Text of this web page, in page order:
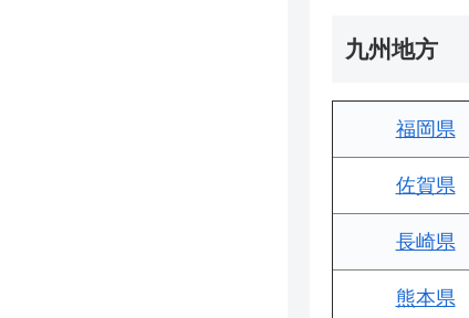
九州地方
福岡県
佐賀県
長崎県
熊本県